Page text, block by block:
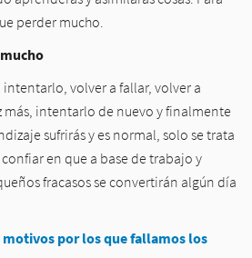
perder mucho.
volver a fallar, volver a
intentarlo de nuevo y finalmente
sufrirás y es normal, solo se trata
en que a base de trabajo y
fracasos se convertirán algún día
motivos por los que fallamos los